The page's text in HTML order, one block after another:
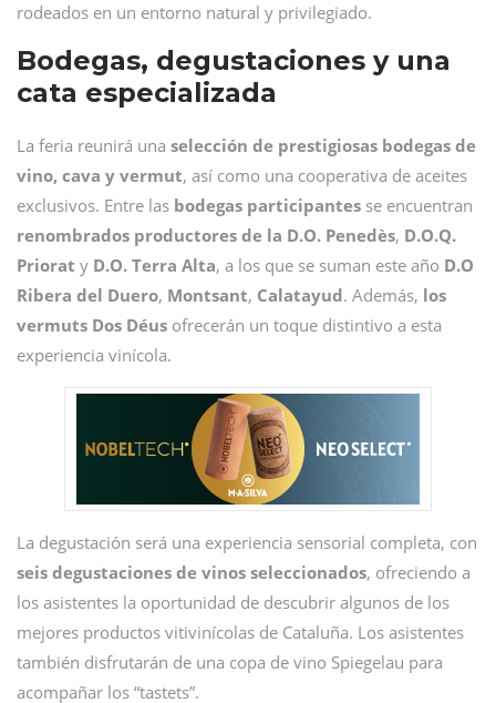
rodeados en un entorno natural y privilegiado.
Bodegas, degustaciones y una
cata especializada
La feria reunirá una selección de prestigiosas bodegas de
vino, cava y vermut, así como una cooperativa de aceites
exclusivos. Entre las bodegas participantes se encuentran
renombrados productores de la D.O. Penedès, D.O.Q.
Priorat y D.O. Terra Alta, a los que se suman este año D.O
Ribera del Duero, Montsant, Calatayud. Además, los
vermuts Dos Déus ofrecerán un toque distintivo a esta
experiencia vinícola.
La degustación será una experiencia sensorial completa, con
seis degustaciones de vinos seleccionados, ofreciendo a
los asistentes la oportunidad de descubrir algunos de los
mejores productos vitivinícolas de Cataluña. Los asistentes
también disfrutarán de una copa de vino Spiegelau para
acompañar los “tastets”.